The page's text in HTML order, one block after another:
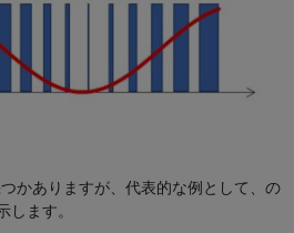
かありますが、代表的な例として、の
します。